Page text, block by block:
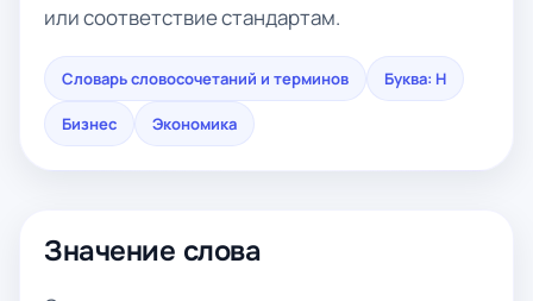
или соответствие стандартам.
Словарь словосочетаний и терминов Буква: Н
Бизнес Экономика
Значение слова